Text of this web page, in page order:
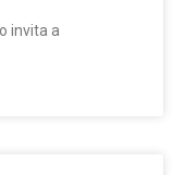
invita a